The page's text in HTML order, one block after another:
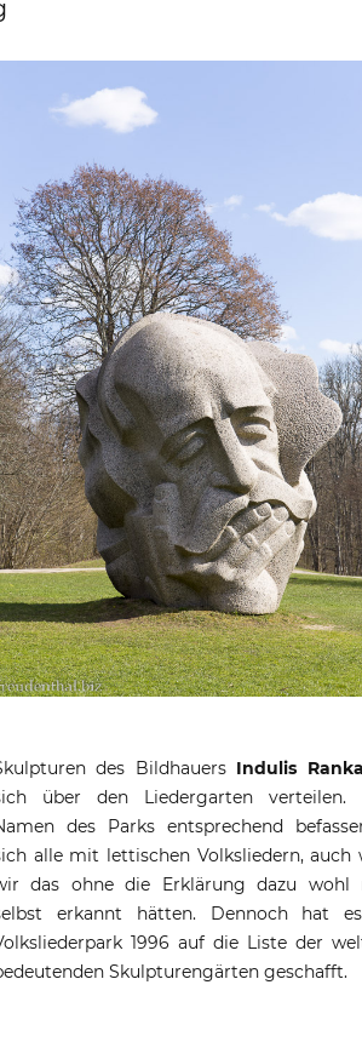
des Bildhauers Indulis Ranka
über den Liedergarten verteilen.
des Parks entsprechend
alle mit lettischen Volksliedern, auch
das ohne die Erklärung dazu wohl
erkannt hätten. Dennoch hat
1996 auf die Liste der
Skulpturengärten geschafft.